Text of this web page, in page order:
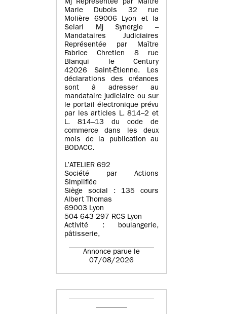
Mj Représentée par Maître
Marie Dubois 32 rue
Molière 69006 Lyon et la
Selarl Mj Synergie –
Mandataires Judiciaires
Représentée par Maître
Fabrice Chretien 8 rue
Blanqui le Century
42026 Saint-Étienne. Les
déclarations des créances
sont à adresser au
mandataire judiciaire ou sur
le portail électronique prévu
par les articles L. 814–2 et
L. 814–13 du code de
commerce dans les deux
mois de la publication au
BODACC.
L’ATELIER 692
Société par Actions
Simplifiée
Siège social : 135 cours
Albert Thomas
69003 Lyon
504 643 297 RCS Lyon
Activité : boulangerie,
pâtisserie,
Annonce parue le
07/08/2026